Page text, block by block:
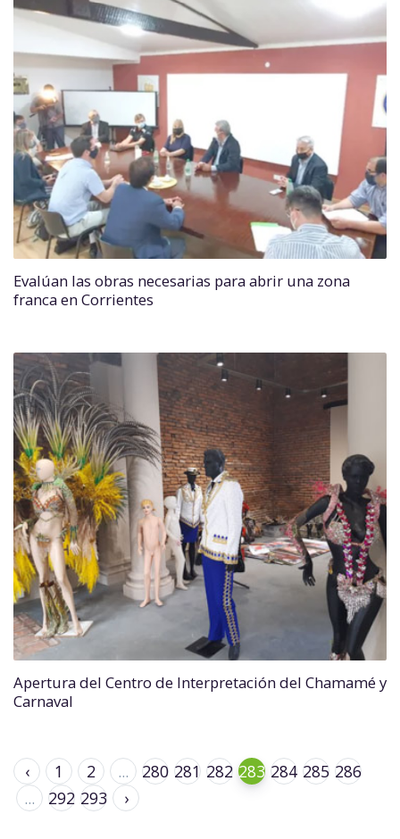
Evalúan las obras necesarias para abrir una zona
franca en Corrientes
Apertura del Centro de Interpretación del Chamamé y
Carnaval
‹ 1 2 ... 280 281 282 283 284 285 286
...
292 293 ›